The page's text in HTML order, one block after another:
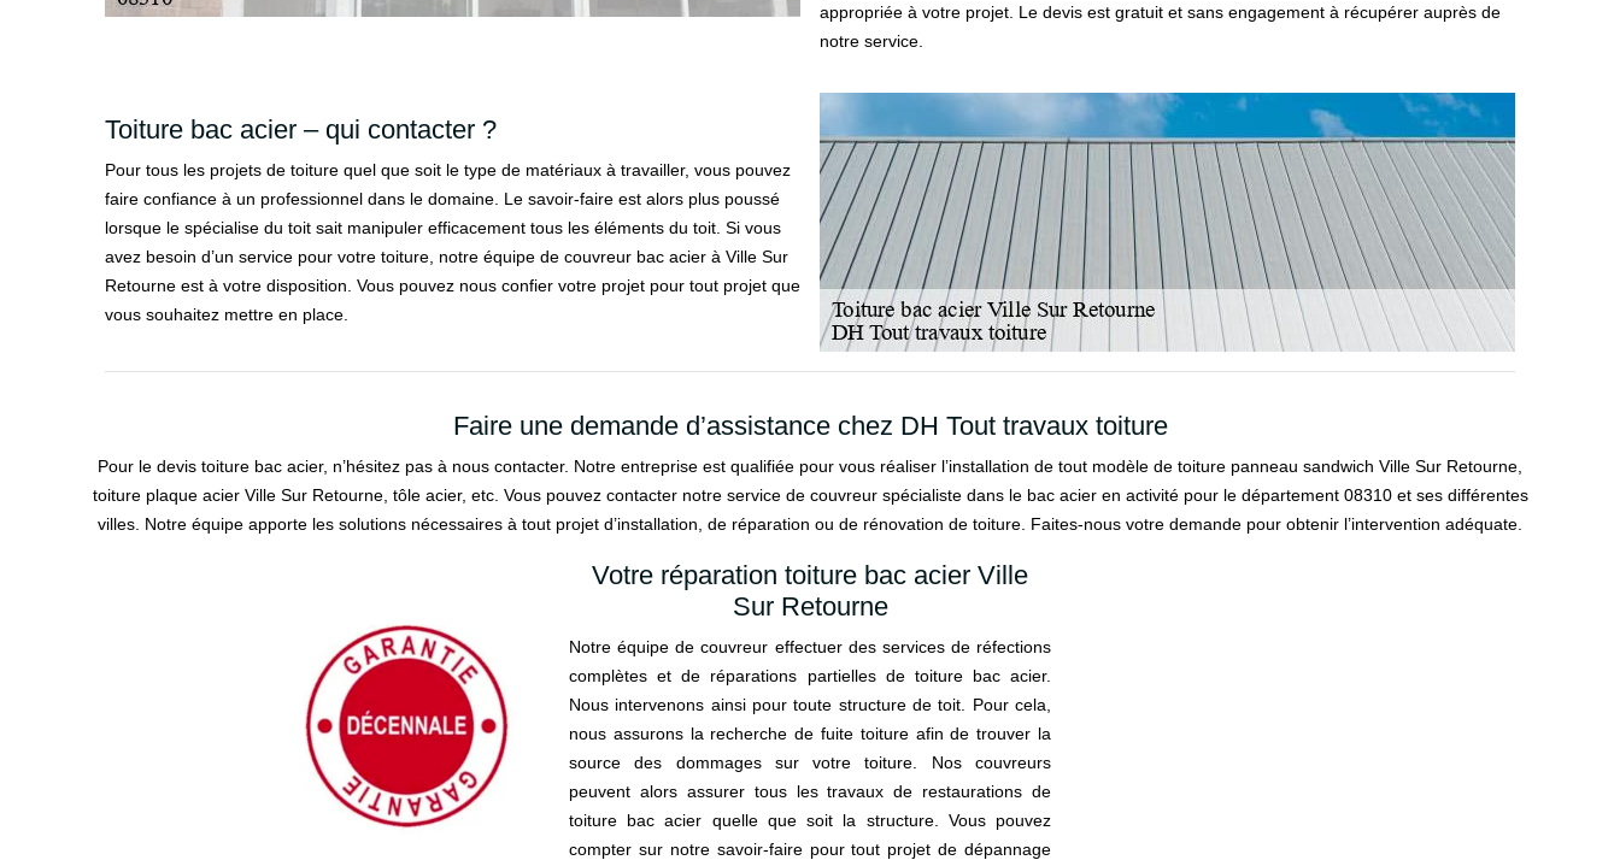
appropriée à votre projet. Le devis est gratuit et sans engagement à récupérer auprès de
notre service.
Toiture bac acier – qui contacter ?
Pour tous les projets de toiture quel que soit le type de matériaux à travailler, vous pouvez
faire confiance à un professionnel dans le domaine. Le savoir-faire est alors plus poussé
lorsque le spécialise du toit sait manipuler efficacement tous les éléments du toit. Si vous
avez besoin d’un service pour votre toiture, notre équipe de couvreur bac acier à Ville Sur
Retourne est à votre disposition. Vous pouvez nous confier votre projet pour tout projet que
vous souhaitez mettre en place.
Faire une demande d’assistance chez DH Tout travaux toiture
Pour le devis toiture bac acier, n’hésitez pas à nous contacter. Notre entreprise est qualifiée pour vous réaliser l’installation de tout modèle de toiture panneau sandwich Ville Sur Retourne,
toiture plaque acier Ville Sur Retourne, tôle acier, etc. Vous pouvez contacter notre service de couvreur spécialiste dans le bac acier en activité pour le département 08310 et ses différentes
villes. Notre équipe apporte les solutions nécessaires à tout projet d’installation, de réparation ou de rénovation de toiture. Faites-nous votre demande pour obtenir l’intervention adéquate.
Votre réparation toiture bac acier Ville
Sur Retourne
Notre équipe de couvreur effectuer des services de réfections
complètes et de réparations partielles de toiture bac acier.
Nous intervenons ainsi pour toute structure de toit. Pour cela,
nous assurons la recherche de fuite toiture afin de trouver la
source des dommages sur votre toiture. Nos couvreurs
peuvent alors assurer tous les travaux de restaurations de
toiture bac acier quelle que soit la structure. Vous pouvez
compter sur notre savoir-faire pour tout projet de dépannage